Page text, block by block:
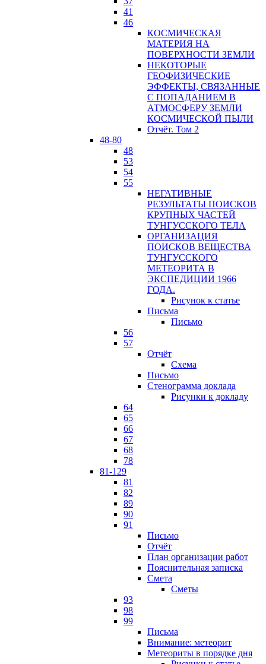
41
46
КОСМИЧЕСКАЯ
МАТЕРИЯ НА
ПОВЕРХНОСТИ ЗЕМЛИ
НЕКОТОРЫЕ
ГЕОФИЗИЧЕСКИЕ
ЭФФЕКТЫ, СВЯЗАННЫЕ
С ПОПАДАНИЕМ В
АТМОСФЕРУ ЗЕМЛИ
КОСМИЧЕСКОЙ ПЫЛИ
Отчёт. Том 2
48-80
48
53
54
55
НЕГАТИВНЫЕ
РЕЗУЛЬТАТЫ ПОИСКОВ
КРУПНЫХ ЧАСТЕЙ
ТУНГУССКОГО ТЕЛА
ОРГАНИЗАЦИЯ
ПОИСКОВ ВЕЩЕСТВА
ТУНГУССКОГО
МЕТЕОРИТА В
ЭКСПЕДИЦИИ 1966
ГОДА.
Рисунок к статье
Письма
Письмо
56
57
Отчёт
Схема
Письмо
Стенограмма доклада
Рисунки к докладу
64
65
66
67
68
78
81-129
81
82
89
90
91
Письмо
Отчёт
План организации работ
Пояснительная записка
Смета
Сметы
93
98
99
Письма
Внимание: метеорит
Метеориты в порядке дня